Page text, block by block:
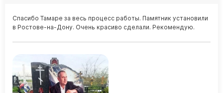
Спасибо Тамаре за весь процесс работы. Памятник установили
в Ростове-на-Дону. Очень красиво сделали. Рекомендую.